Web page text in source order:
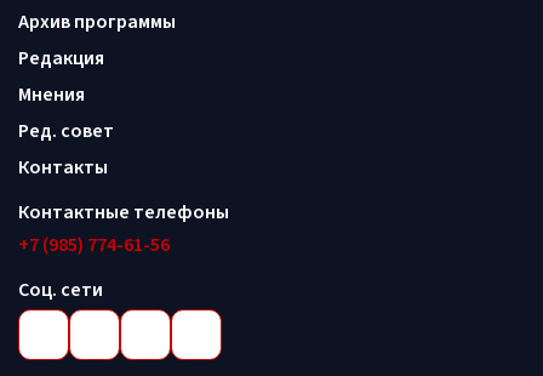
Архив программы
Редакция
Мнения
Ред. совет
Контакты
Контактные телефоны
+7 (985) 774-61-56
Соц. сети